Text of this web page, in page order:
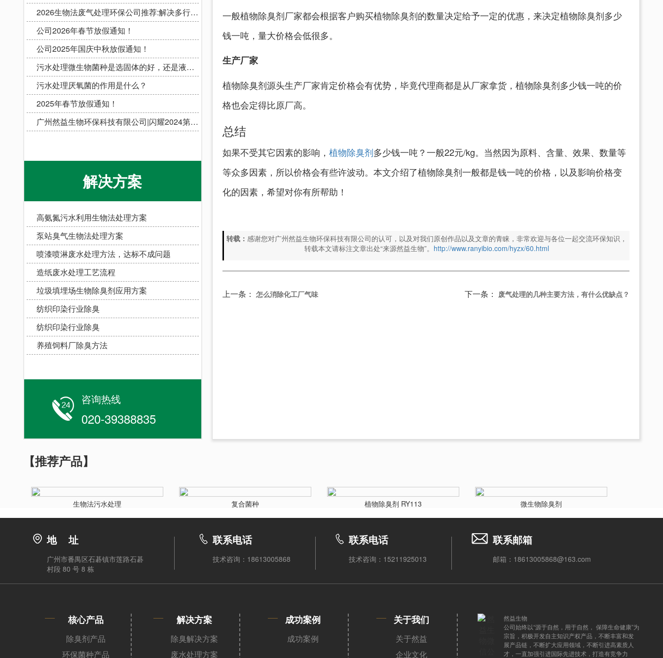
2026生物法废气处理环保公司推荐:解决多行业废气治理痛点
公司2026年春节放假通知！
公司2025年国庆中秋放假通知！
污水处理微生物菌种是选固体的好，还是液体的好
污水处理厌氧菌的作用是什么？
2025年春节放假通知！
广州然益生物环保科技有限公司|闪耀2024第17届广州环保展会
解决方案
高氨氮污水利用生物法处理方案
泵站臭气生物法处理方案
喷漆喷淋废水处理方法，达标不成问题
造纸废水处理工艺流程
垃圾填埋场生物除臭剂应用方案
纺织印染行业除臭
纺织印染行业除臭
养殖饲料厂除臭方法
咨询热线
020-39388835
一般植物除臭剂厂家都会根据客户购买植物除臭剂的数量决定给予一定的优惠，来决定植物除臭剂多少
钱一吨，量大价格会低很多。
生产厂家
植物除臭剂源头生产厂家肯定价格会有优势，毕竟代理商都是从厂家拿货，植物除臭剂多少钱一吨的价
格也会定得比原厂高。
总结
如果不受其它因素的影响， 植物除臭剂多少钱一吨？一般22元/kg。当然因为原料、含量、效果、数量等
等众多因素，所以价格会有些许波动。本文介绍了植物除臭剂一般都是钱一吨的价格，以及影响价格变
化的因素，希望对你有所帮助！
转载： 感谢您对广州然益生物环保科技有限公司的认可，以及对我们原创作品以及文章的青睐，非常欢迎与各位一起交流环保知识，
转载本文请标注文章出处“来源然益生物”。 http://www.ranyibio.com/hyzx/60.html
上一条： 怎么消除化工厂气味 下一条： 废气处理的几种主要方法，有什么优缺点？
【推荐产品】
生物法污水处理 复合菌种 植物除臭剂 RY113 微生物除臭剂
地 址
广州市番禺区石碁镇市莲路石碁
村段 80 号 8 栋
联系电话
技术咨询：18613005868
联系电话
技术咨询：15211925013
联系邮箱
邮箱：18613005868@163.com
核心产品
除臭剂产品
环保菌种产品
解决方案
除臭解决方案
废水处理方案
成功案例
成功案例
关于我们
关于然益
企业文化
然益生物
公司始终以“源于自然，用于自然， 保障生命健康”为
宗旨，积极开发自主知识产权产品，不断丰富和发
展产品链，不断扩大应用领域，不断引进高素质人
才，一直加强引进国际先进技术，打造有竞争力